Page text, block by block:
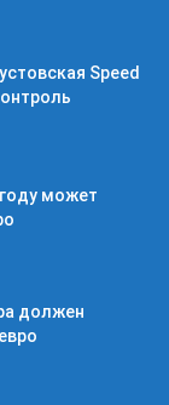
Speed
может
должен